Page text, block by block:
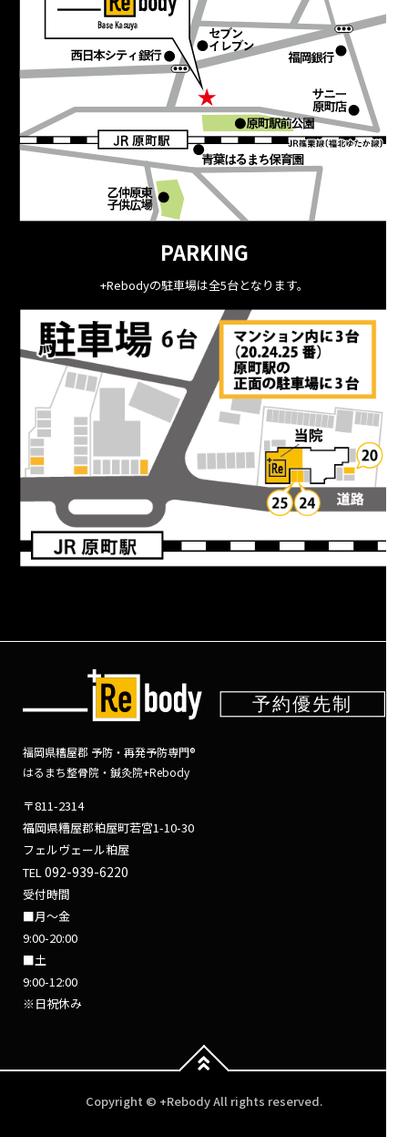
PARKING
+Rebodyの駐車場は全5台となります。
福岡県糟屋郡 予防・再発予防専門®
はるまち整骨院・鍼灸院+Rebody
〒811-2314
福岡県糟屋郡粕屋町若宮1-10-30
フェルヴェール粕屋
TEL 092-939-6220
受付時間
■月～金
9:00-20:00
■土
9:00-12:00
※日祝休み
Copyright © +Rebody All rights reserved.